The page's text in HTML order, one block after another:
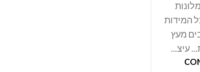
v=0_puKGHaWZ4 מלונות
המידות
מעץ
עיצ...